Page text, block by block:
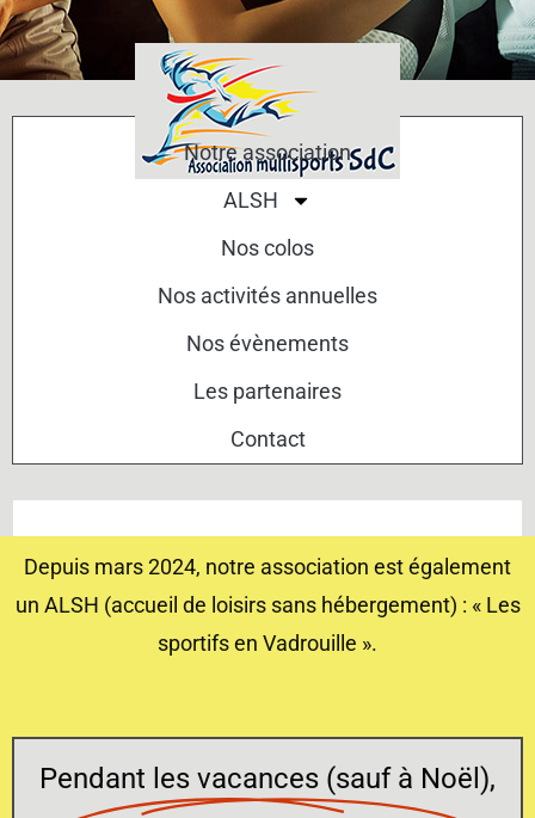
Notre association
ALSH
Nos colos
Nos activités annuelles
Nos évènements
Les partenaires
Contact
Depuis mars 2024, notre association est également
un ALSH (accueil de loisirs sans hébergement) : « Les
sportifs en Vadrouille ».
Pendant les vacances (sauf à Noël),